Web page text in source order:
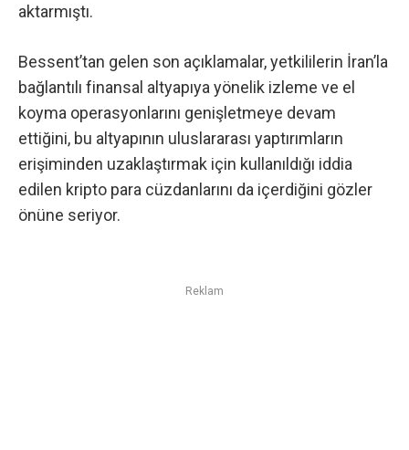
aktarmıştı.
Bessent’tan gelen son açıklamalar, yetkililerin İran’la
bağlantılı finansal altyapıya yönelik izleme ve el
koyma operasyonlarını genişletmeye devam
ettiğini, bu altyapının uluslararası yaptırımların
erişiminden uzaklaştırmak için kullanıldığı iddia
edilen kripto para cüzdanlarını da içerdiğini gözler
önüne seriyor.
Reklam